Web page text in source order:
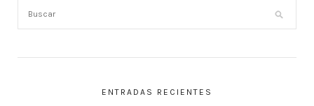
ENTRADAS RECIENTES